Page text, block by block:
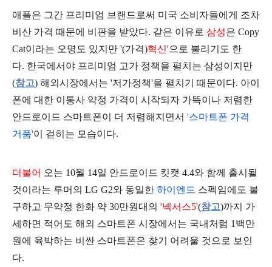
애플은 그간 프리미엄 브랜드로써 미국 소비자들에게 조차
비산 가격 때문에 비판을 받았다. 같은 이유로 삼성은 Copy
Cat이라는 오명도 있지만 '(가격)혁신'으로 불리기도 한
다. 한국에서야 프리미엄 고가 정책을 펼치는 삼성이지만
(참고) 해외시장에서는 '저가정책'을 펼치기 때문이다. 아이
폰에 대한 이통사 약정 가격이 시작되자 가뜩이나 저렴한
안드로이드 스마트폰이 더 저렴해지면서 '스마트폰 가격
거품'이 걷히는 모습이다.
더불어 오는 10월 14일 안드로이드 킷캣 4.4와 함께 출시될
것이라는 루머의 LG G2와 동일한 하이엔드 스펙임에도 불
구하고 무약정 한화 약 30만원대의 '넥서스5'(참고)까지 가
세하면 적어도 해외 스마트폰 시장에서는 국내처럼 1백만
원에 육박하는 비싼 스마트폰은 찾기 어려울 것으로 보인
다.